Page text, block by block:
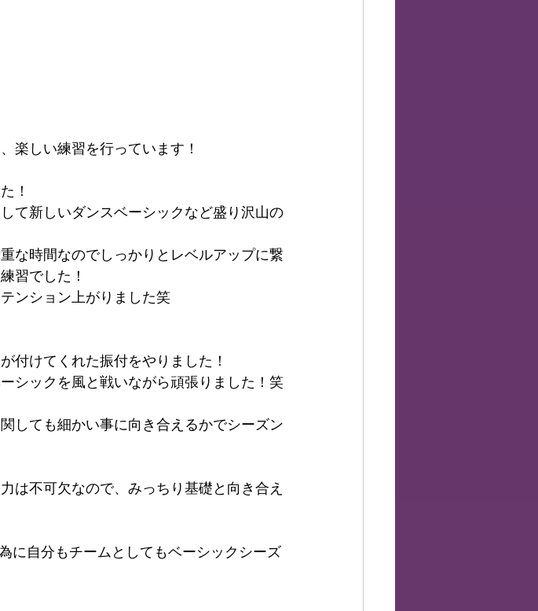
楽しい練習を行っています！
！
て新しいダンスベーシックなど盛り沢山の
な時間なのでしっかりとレベルアップに繋
習でした！
ンション上がりました笑
付けてくれた振付をやりました！
シックを風と戦いながら頑張りました！笑
しても細かい事に向き合えるかでシーズン
は不可欠なので、みっちり基礎と向き合え
に自分もチームとしてもベーシックシーズ